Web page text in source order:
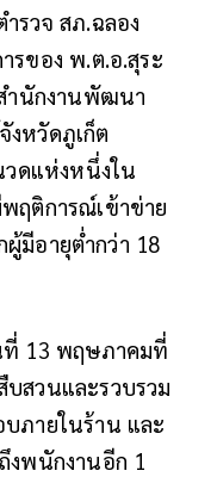
รวจ สภ.ฉลอง
รของ พ.ต.อ.สุระ
ำนักงานพัฒนา
หวัดภูเก็ต
วดแห่งหนึ่งใน
ฤติการณ์เข้าข่าย
มีอายุต่ำกว่า 18
ที่ 13 พฤษภาคมที่
บสวนและรวบรวม
ภายในร้าน และ
งพนักงานอีก 1